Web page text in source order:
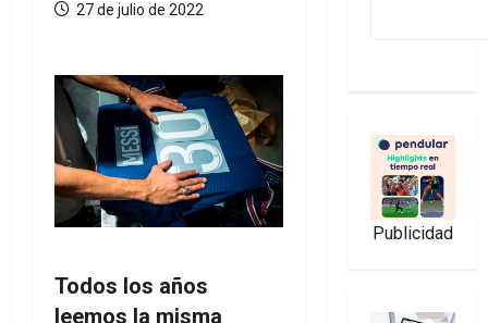
27 de julio de 2022
Todos los años
leemos la misma
Publicidad